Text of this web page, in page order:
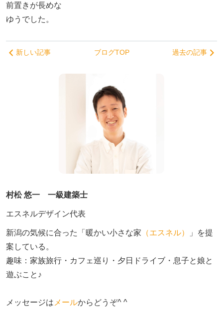
前置きが長めな
ゆうでした。
新しい記事 ブログTOP 過去の記事
村松 悠一 一級建築士
エスネルデザイン代表
新潟の気候に合った「暖かい小さな家 （エスネル）
」を提
案している。
趣味：家族旅行・カフェ巡り・夕日ドライブ・息子と娘と
遊ぶこと♪
メッセージは メールからどうぞ^ ^